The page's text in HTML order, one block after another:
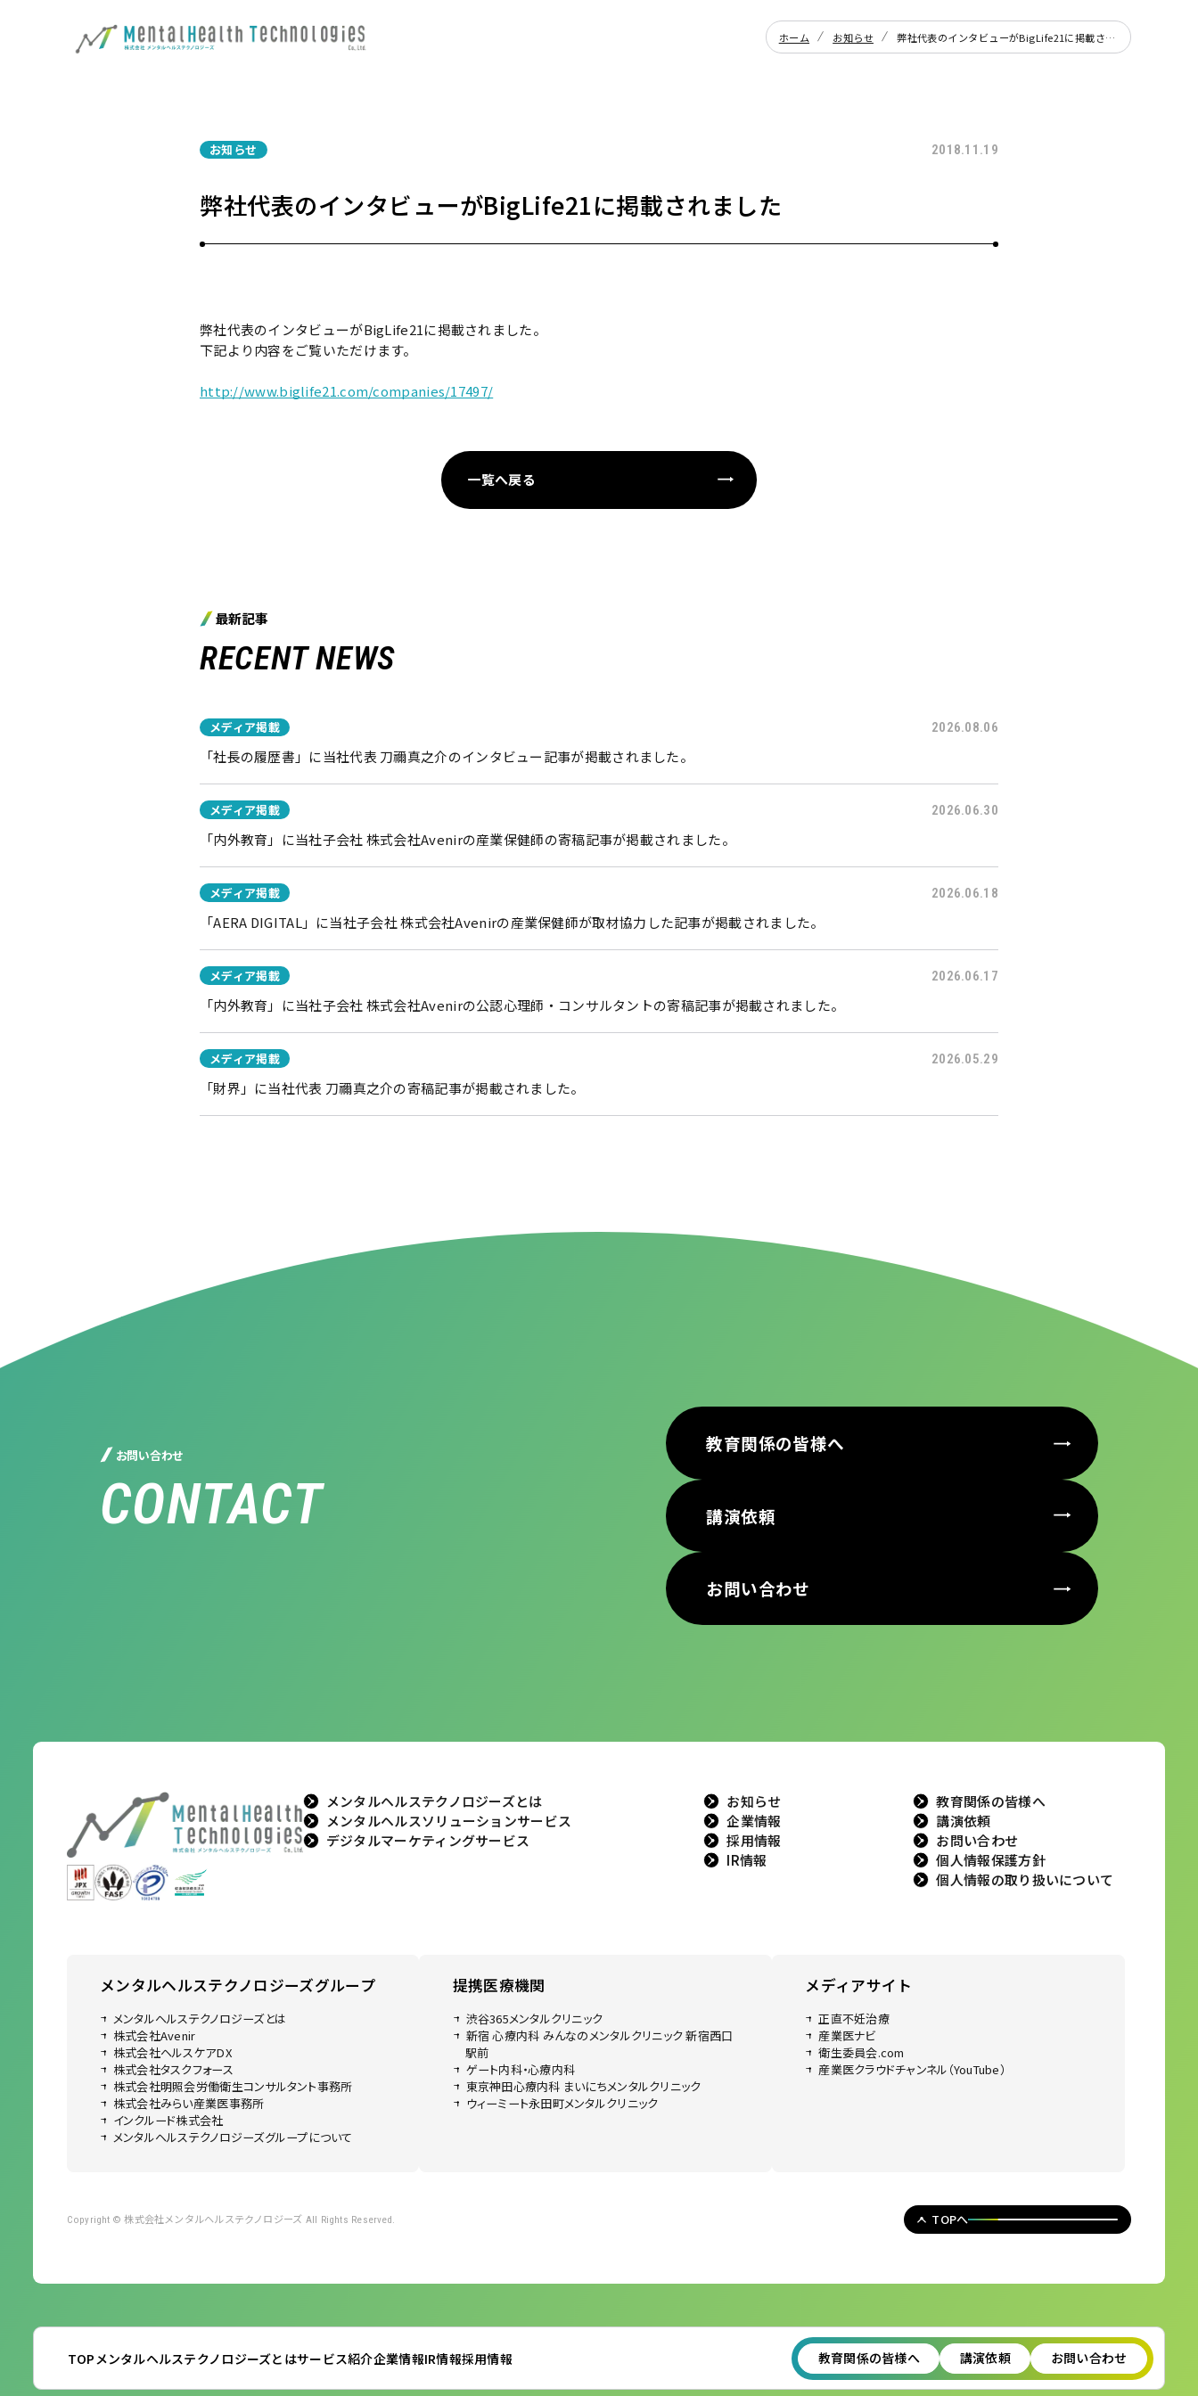
TOP メンタルヘルステクノロジーズとはサービス紹介企業情報IR情報採用情報 教育関係の皆様へ 講演依頼 お問い合わせ
ホーム お知らせ 弊社代表のインタビューがBigLife21に掲載されました
お知らせ 2018.11.19
弊社代表のインタビューがBigLife21に掲載されました
弊社代表のインタビューがBigLife21に掲載されました。
下記より内容をご覧いただけます。
http://www.biglife21.com/companies/17497/
一覧へ戻る
最新記事
RECENT NEWS
メディア掲載 2026.08.06
「社長の履歴書」に当社代表 刀禰真之介のインタビュー記事が掲載されました。
メディア掲載 2026.06.30
「内外教育」に当社子会社 株式会社Avenirの産業保健師の寄稿記事が掲載されました。
メディア掲載 2026.06.18
「AERA DIGITAL」に当社子会社 株式会社Avenirの産業保健師が取材協力した記事が掲載されました。
メディア掲載 2026.06.17
「内外教育」に当社子会社 株式会社Avenirの公認心理師・コンサルタントの寄稿記事が掲載されました。
メディア掲載 2026.05.29
「財界」に当社代表 刀禰真之介の寄稿記事が掲載されました。
お問い合わせ
CONTACT
教育関係の皆様へ
講演依頼
お問い合わせ
メンタルヘルステクノロジーズとは
メンタルヘルスソリューションサービス
デジタルマーケティングサービス
お知らせ
企業情報
採用情報
IR情報
教育関係の皆様へ
講演依頼
お問い合わせ
個人情報保護方針
個人情報の取り扱いについて
メンタルヘルステクノロジーズグループ
メンタルヘルステクノロジーズとは
株式会社Avenir
株式会社ヘルスケアDX
株式会社タスクフォース
株式会社明照会労働衛生コンサルタント事務所
株式会社みらい産業医事務所
インクルード株式会社
メンタルヘルステクノロジーズグループについて
提携医療機関
渋谷365メンタルクリニック
新宿 心療内科 みんなのメンタルクリニック 新宿西口
駅前
ゲート内科・心療内科
東京神田心療内科 まいにちメンタルクリニック
ウィーミート永田町メンタルクリニック
メディアサイト
正直不妊治療
産業医ナビ
衛生委員会.com
産業医クラウドチャンネル（YouTube）
Copyright ©株式会社メンタルヘルステクノロジーズ All Rights Reserved. TOPへ